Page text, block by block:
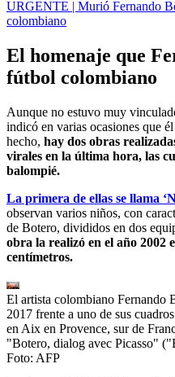
URGENTE | Murió Fernando
colombiano
El homenaje que
fútbol colombiano
Aunque no estuvo muy
indicó en varias ocasiones que
hecho, hay dos obras
virales en la última hora, las
balompié.
La primera de ellas se llama
observan varios niños, con
de Botero, divididos en dos
obra la realizó en el año 2002
centímetros.
El artista colombiano Fernando
2017 frente a uno de sus
en Aix en Provence, sur de
"Botero, dialog avec Picasso"
Foto: AFP